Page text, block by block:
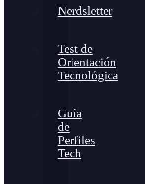
Nerdsletter
Test de
Orientación
Tecnológica
Guía
de
Perfiles
Tech